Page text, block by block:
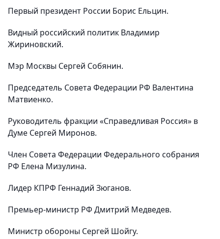
Первый президент России Борис Ельцин.
Видный российский политик Владимир
Жириновский.
Мэр Москвы Сергей Собянин.
Председатель Совета Федерации РФ Валентина
Матвиенко.
Руководитель фракции «Справедливая Россия» в
Думе Сергей Миронов.
Член Совета Федерации Федерального собрания
РФ Елена Мизулина.
Лидер КПРФ Геннадий Зюганов.
Премьер-министр РФ Дмитрий Медведев.
Министр обороны Сергей Шойгу.